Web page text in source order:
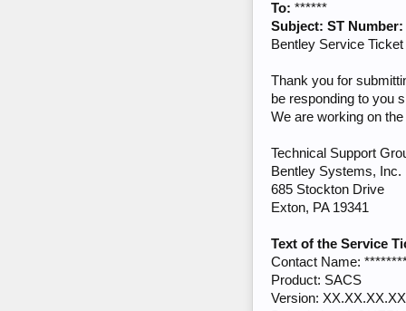
To: ******
Subject: ST
Bentley Service Ticket
Thank you for
be responding to you
We are working on
Technical Support
Bentley Systems, Inc.
685 Stockton Drive
Exton, PA 19341
Text of the Service
Contact Name:
Product: SACS
Version: XX.XX.XX.XX